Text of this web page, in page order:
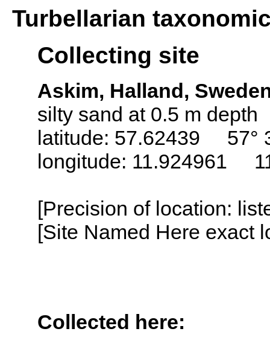
Turbellarian
Collecting site
Askim, Halland,
silty sand at 0.5 m depth
latitude: 57.62439 57°
longitude: 11.924961
[Precision of location:
[Site Named Here exact
Collected here: